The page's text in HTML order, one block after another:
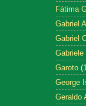
Fátima
Gabriel
Gabriel
Gabriele
Garoto
George
Geraldo